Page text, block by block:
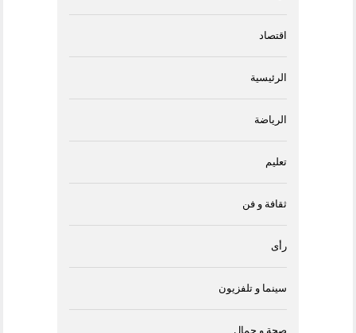
اقتصاد
الرئيسية
الرياضة
تعليم
ثقافة و فن
رأى
سينما و تلفزيون
صحة و جمال